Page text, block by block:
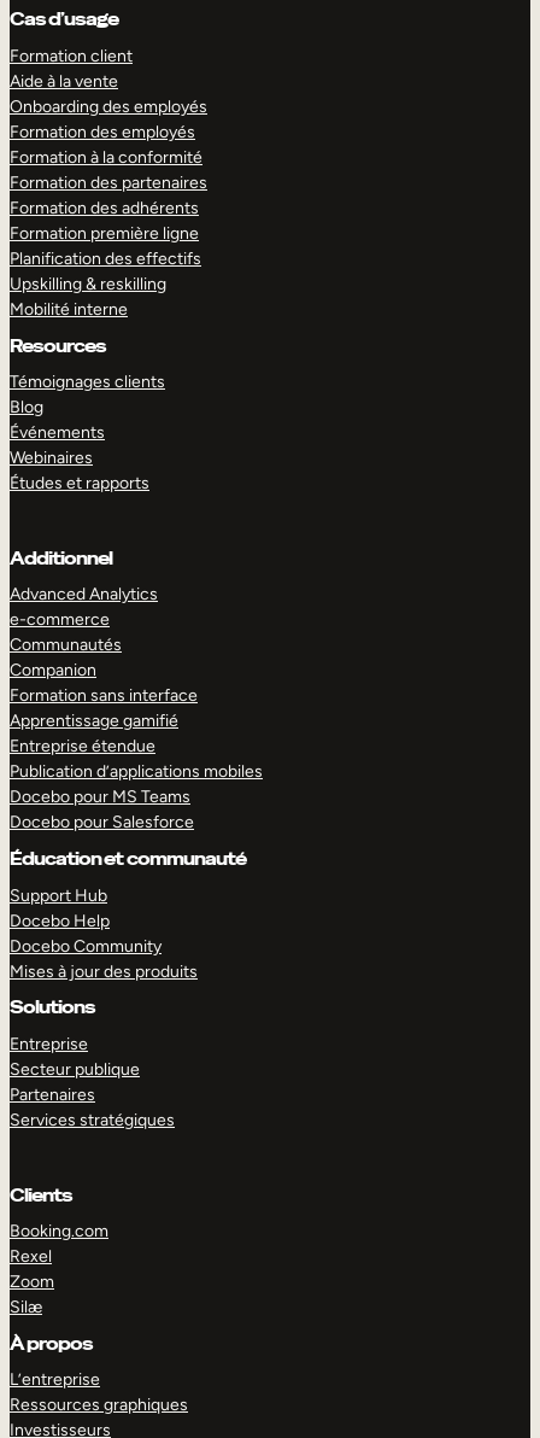
Cas d’usage
Formation client
Aide à la vente
Onboarding des employés
Formation des employés
Formation à la conformité
Formation des partenaires
Formation des adhérents
Formation première ligne
Planification des effectifs
Upskilling & reskilling
Mobilité interne
Resources
Témoignages clients
Blog
Événements
Webinaires
Études et rapports
Additionnel
Advanced Analytics
e-commerce
Communautés
Companion
Formation sans interface
Apprentissage gamifié
Entreprise étendue
Publication d’applications mobiles
Docebo pour MS Teams
Docebo pour Salesforce
Éducation et communauté
Support Hub
Docebo Help
Docebo Community
Mises à jour des produits
Solutions
Entreprise
Secteur publique
Partenaires
Services stratégiques
Clients
Booking.com
Rexel
Zoom
Silæ
À propos
L’entreprise
Ressources graphiques
Investisseurs